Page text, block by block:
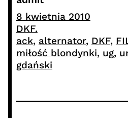
8 kwietnia 2010
DKF.
ack, alternator, DKF,
miłość blondynki, ug,
gdański